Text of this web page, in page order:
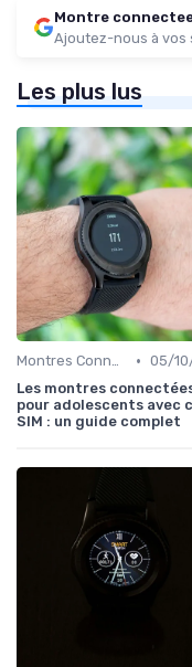
Montre
Ajoutez-nous à vos
Les plus lus
Montres Connectées pour Enfants • 05/
Les montres
pour adolescents avec
SIM : un guide complet